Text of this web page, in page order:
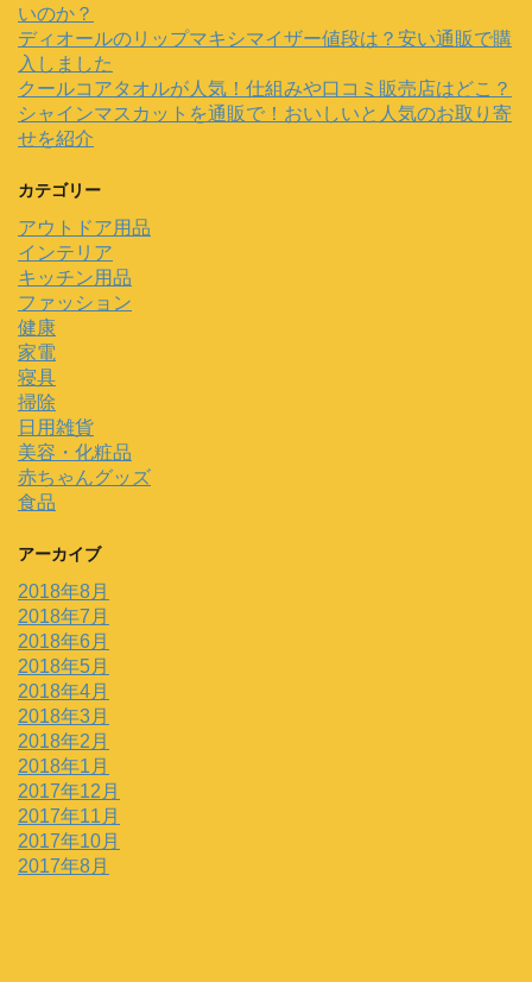
いのか？
ディオールのリップマキシマイザー値段は？安い通販で購
入しました
クールコアタオルが人気！仕組みや口コミ販売店はどこ？
シャインマスカットを通販で！おいしいと人気のお取り寄
せを紹介
カテゴリー
アウトドア用品
インテリア
キッチン用品
ファッション
健康
家電
寝具
掃除
日用雑貨
美容・化粧品
赤ちゃんグッズ
食品
アーカイブ
2018年8月
2018年7月
2018年6月
2018年5月
2018年4月
2018年3月
2018年2月
2018年1月
2017年12月
2017年11月
2017年10月
2017年8月